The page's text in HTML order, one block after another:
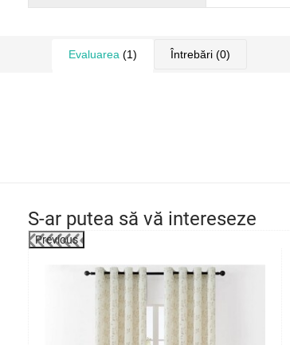
Evaluarea (1) Întrebări (0)
S-ar putea să vă intereseze
Previous